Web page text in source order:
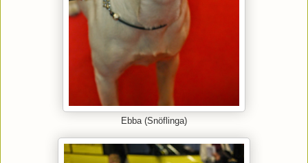
Ebba (Snöflinga)